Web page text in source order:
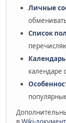
Личные
Список
Календарь
календаре